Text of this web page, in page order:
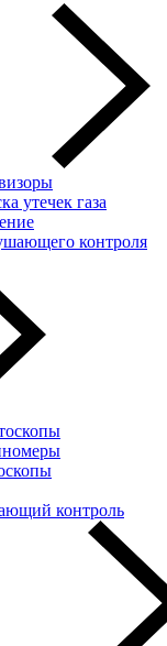
утечек газа
контроля
контроль